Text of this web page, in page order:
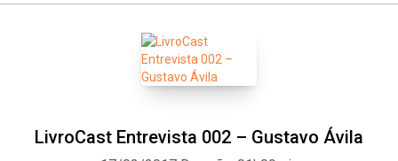
LivroCast Entrevista 002 – Gustavo Ávila